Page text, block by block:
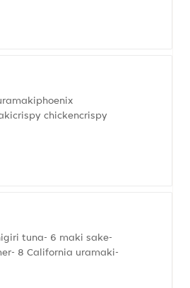
chickencrispy
tuna- 6 maki sake-
8 California uramaki-